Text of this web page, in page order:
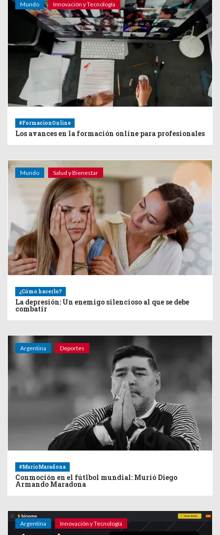
Mundo Innovación y Tecnología
#FormacionOnline
Los avances en la formación online para profesionales
Mundo Salud y Bienestar
¿Cómo hacerlo?
La depresión: Un enemigo silencioso al que se debe
combatir
Argentina Deportes
#MurioMaradona
Conmoción en el fútlbol mundial: Murió Diego
Armando Maradona
Argentina Innovación y Tecnología